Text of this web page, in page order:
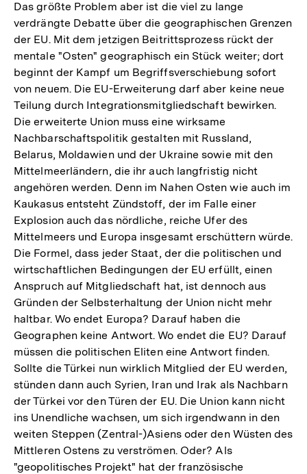
Das größte Problem aber ist die viel zu lange
verdrängte Debatte über die geographischen Grenzen
der EU. Mit dem jetzigen Beitrittsprozess rückt der
mentale "Osten" geographisch ein Stück weiter; dort
beginnt der Kampf um Begriffsverschiebung sofort
von neuem. Die EU-Erweiterung darf aber keine neue
Teilung durch Integrationsmitgliedschaft bewirken.
Die erweiterte Union muss eine wirksame
Nachbarschaftspolitik gestalten mit Russland,
Belarus, Moldawien und der Ukraine sowie mit den
Mittelmeerländern, die ihr auch langfristig nicht
angehören werden. Denn im Nahen Osten wie auch im
Kaukasus entsteht Zündstoff, der im Falle einer
Explosion auch das nördliche, reiche Ufer des
Mittelmeers und Europa insgesamt erschüttern würde.
Die Formel, dass jeder Staat, der die politischen und
wirtschaftlichen Bedingungen der EU erfüllt, einen
Anspruch auf Mitgliedschaft hat, ist dennoch aus
Gründen der Selbsterhaltung der Union nicht mehr
haltbar. Wo endet Europa? Darauf haben die
Geographen keine Antwort. Wo endet die EU? Darauf
müssen die politischen Eliten eine Antwort finden.
Sollte die Türkei nun wirklich Mitglied der EU werden,
stünden dann auch Syrien, Iran und Irak als Nachbarn
der Türkei vor den Türen der EU. Die Union kann nicht
ins Unendliche wachsen, um sich irgendwann in den
weiten Steppen (Zentral-)Asiens oder den Wüsten des
Mittleren Ostens zu verströmen. Oder? Als
"geopolitisches Projekt" hat der französische